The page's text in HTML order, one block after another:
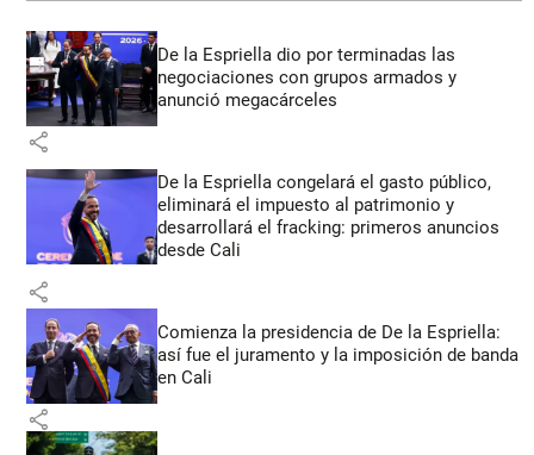
De la Espriella dio por terminadas las
negociaciones con grupos armados y
anunció megacárceles
share
De la Espriella congelará el gasto público,
eliminará el impuesto al patrimonio y
desarrollará el fracking: primeros anuncios
desde Cali
share
Comienza la presidencia de De la Espriella:
así fue el juramento y la imposición de banda
en Cali
share